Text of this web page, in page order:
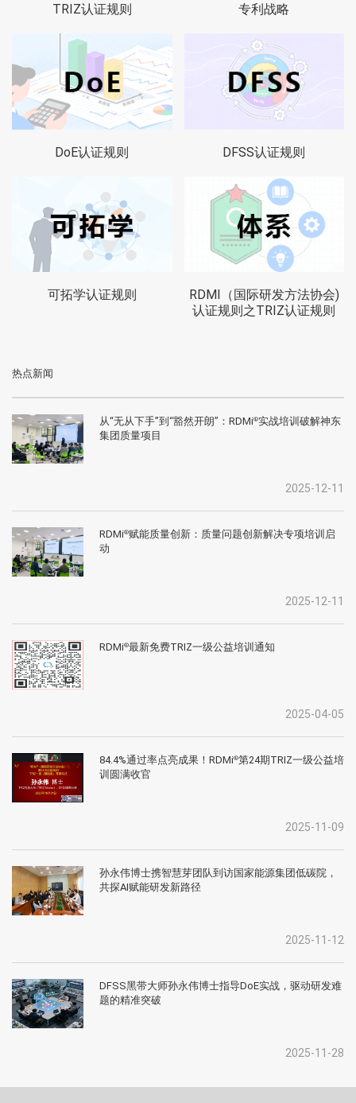
TRIZ认证规则 专利战略
DoE认证规则 DFSS认证规则
可拓学认证规则
RDMI（国际研发方法协会)
认证规则之TRIZ认证规则
热点新闻
从“无从下手”到“豁然开朗”：RDMi®实战培训破解神东
集团质量项目
2025-12-11
RDMi®赋能质量创新：质量问题创新解决专项培训启
动
2025-12-11
RDMi®最新免费TRIZ一级公益培训通知
2025-04-05
84.4%通过率点亮成果！RDMi®第24期TRIZ一级公益培
训圆满收官
2025-11-09
孙永伟博士携智慧芽团队到访国家能源集团低碳院，
共探AI赋能研发新路径
2025-11-12
DFSS黑带大师孙永伟博士指导DoE实战，驱动研发难
题的精准突破
2025-11-28